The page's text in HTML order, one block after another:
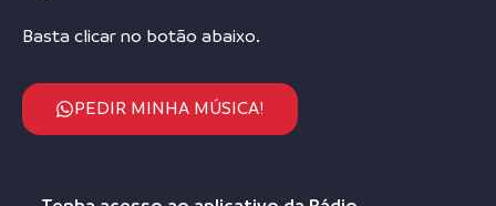
Basta clicar no botão abaixo.
PEDIR MINHA MÚSICA!